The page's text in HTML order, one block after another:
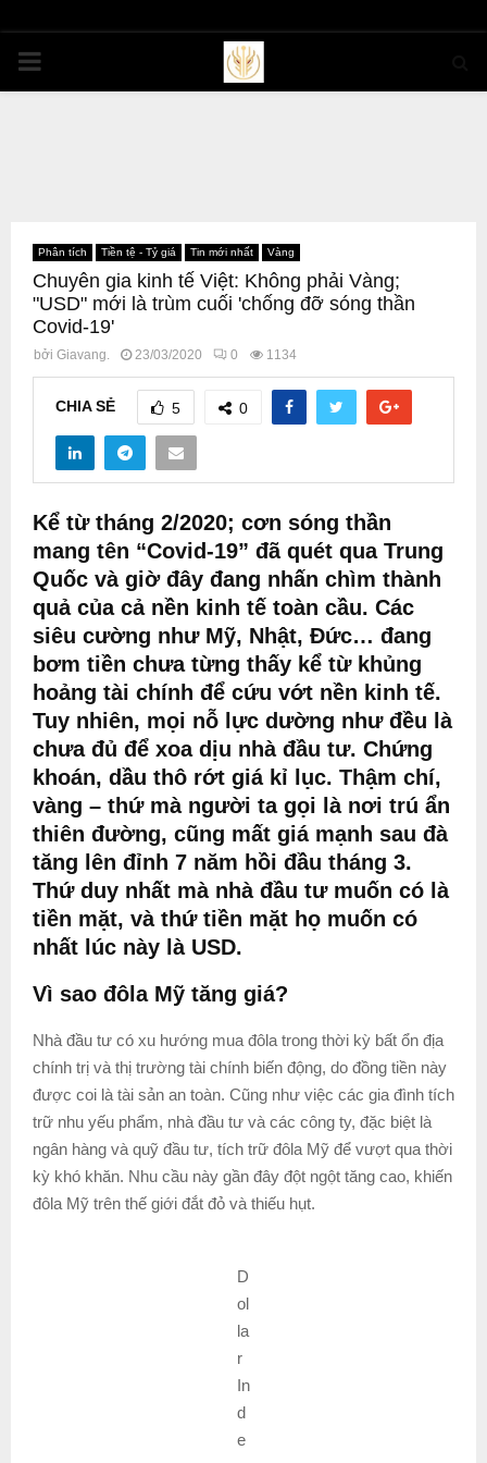
PRIMARY
Phân tích Tiền tệ - Tỷ giá Tin mới nhất Vàng
Chuyên gia kinh tế Việt: Không phải Vàng;
"USD" mới là trùm cuối 'chống đỡ sóng thần
Covid-19'
bởi Giavang. 23/03/2020 0 1134
CHIA SẺ 5 0
Kể từ tháng 2/2020; cơn sóng thần
mang tên “Covid-19” đã quét qua Trung
Quốc và giờ đây đang nhấn chìm thành
quả của cả nền kinh tế toàn cầu. Các
siêu cường như Mỹ, Nhật, Đức… đang
bơm tiền chưa từng thấy kể từ khủng
hoảng tài chính để cứu vớt nền kinh tế.
Tuy nhiên, mọi nỗ lực dường như đều là
chưa đủ để xoa dịu nhà đầu tư. Chứng
khoán, dầu thô rớt giá kỉ lục. Thậm chí,
vàng – thứ mà người ta gọi là nơi trú ẩn
thiên đường, cũng mất giá mạnh sau đà
tăng lên đỉnh 7 năm hồi đầu tháng 3.
Thứ duy nhất mà nhà đầu tư muốn có là
tiền mặt, và thứ tiền mặt họ muốn có
nhất lúc này là USD.
Vì sao đôla Mỹ tăng giá?
Nhà đầu tư có xu hướng mua đôla trong thời kỳ bất ổn địa
chính trị và thị trường tài chính biến động, do đồng tiền này
được coi là tài sản an toàn. Cũng như việc các gia đình tích
trữ nhu yếu phẩm, nhà đầu tư và các công ty, đặc biệt là
ngân hàng và quỹ đầu tư, tích trữ đôla Mỹ để vượt qua thời
kỳ khó khăn. Nhu cầu này gần đây đột ngột tăng cao, khiến
đôla Mỹ trên thế giới đắt đỏ và thiếu hụt.
D
ol
la
r
In
d
e